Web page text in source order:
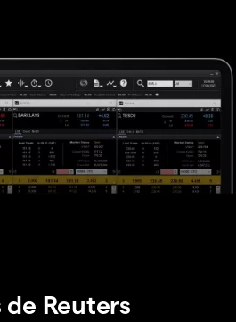
Reuters